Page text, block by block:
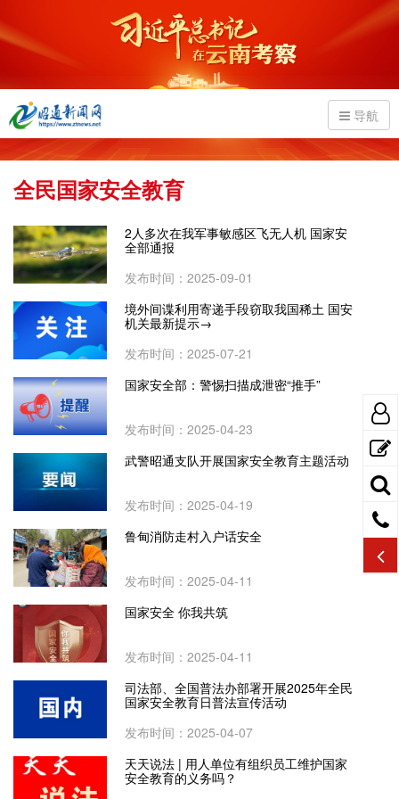
导航
全民国家安全教育
2人多次在我军事敏感区飞无人机 国家安
全部通报
发布时间：2025-09-01
境外间谍利用寄递手段窃取我国稀土 国安
机关最新提示→
发布时间：2025-07-21
国家安全部：警惕扫描成泄密“推手”
发布时间：2025-04-23
武警昭通支队开展国家安全教育主题活动
发布时间：2025-04-19
鲁甸消防走村入户话安全
发布时间：2025-04-11
国家安全 你我共筑
发布时间：2025-04-11
司法部、全国普法办部署开展2025年全民
国家安全教育日普法宣传活动
发布时间：2025-04-07
天天说法 | 用人单位有组织员工维护国家
安全教育的义务吗？